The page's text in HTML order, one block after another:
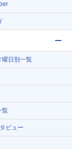
曜日別一覧
覧
ビュー